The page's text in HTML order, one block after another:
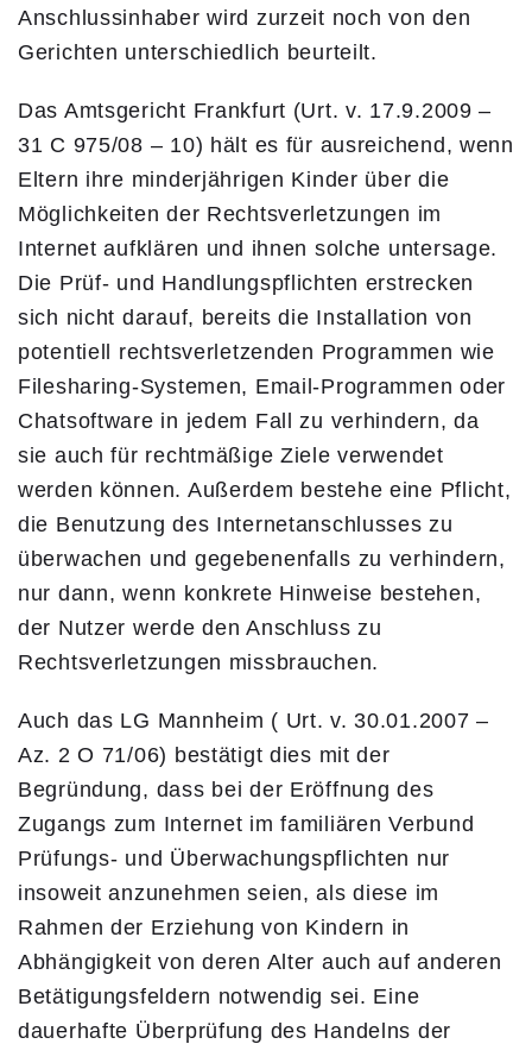
Anschlussinhaber wird zurzeit noch von den
Gerichten unterschiedlich beurteilt.
Das Amtsgericht Frankfurt (Urt. v. 17.9.2009 –
31 C 975/08 – 10) hält es für ausreichend, wenn
Eltern ihre minderjährigen Kinder über die
Möglichkeiten der Rechtsverletzungen im
Internet aufklären und ihnen solche untersage.
Die Prüf- und Handlungspflichten erstrecken
sich nicht darauf, bereits die Installation von
potentiell rechtsverletzenden Programmen wie
Filesharing-Systemen, Email-Programmen oder
Chatsoftware in jedem Fall zu verhindern, da
sie auch für rechtmäßige Ziele verwendet
werden können. Außerdem bestehe eine Pflicht,
die Benutzung des Internetanschlusses zu
überwachen und gegebenenfalls zu verhindern,
nur dann, wenn konkrete Hinweise bestehen,
der Nutzer werde den Anschluss zu
Rechtsverletzungen missbrauchen.
Auch das LG Mannheim ( Urt. v. 30.01.2007 –
Az. 2 O 71/06) bestätigt dies mit der
Begründung, dass bei der Eröffnung des
Zugangs zum Internet im familiären Verbund
Prüfungs- und Überwachungspflichten nur
insoweit anzunehmen seien, als diese im
Rahmen der Erziehung von Kindern in
Abhängigkeit von deren Alter auch auf anderen
Betätigungsfeldern notwendig sei. Eine
dauerhafte Überprüfung des Handelns der